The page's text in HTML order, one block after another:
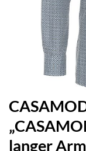
langer